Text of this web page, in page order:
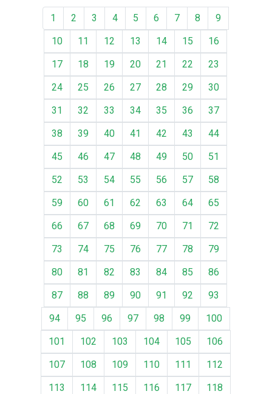
1 2 3 4 5 6 7 8
9
10
11 12 13 14 15
16
17
18 19 20 21 22
23
24
25 26 27 28 29
30
31
32 33 34 35 36
37
38
39 40 41 42 43
44
45
46 47 48 49 50
51
52
53 54 55 56 57
58
59
60 61 62 63 64
65
66
67 68 69 70 71
72
73
74 75 76 77 78
79
80
81 82 83 84 85
86
87
88 89 90 91 92
93
94
95 96 97 98 99
100
101
102 103 104 105
106
107
108 109 110 111
112
113
114 115 116 117
118